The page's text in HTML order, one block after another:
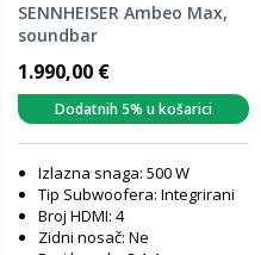
SENNHEISER Ambeo Max,
soundbar
1.990,00 €
Dodatnih 5% u košarici
Izlazna snaga: 500 W
Tip Subwoofera: Integrirani
Broj HDMI: 4
Zidni nosač: Ne